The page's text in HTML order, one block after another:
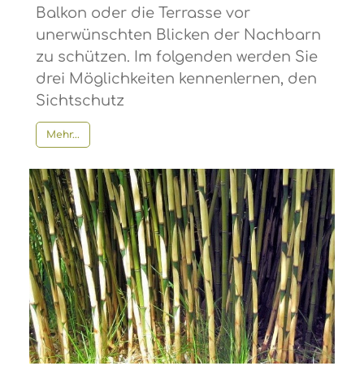
Balkon oder die Terrasse vor
unerwünschten Blicken der Nachbarn
zu schützen. Im folgenden werden Sie
drei Möglichkeiten kennenlernen, den
Sichtschutz
Mehr...